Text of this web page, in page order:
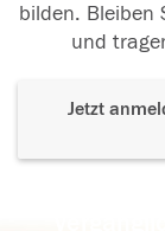
bilden. Bleiben
und
Jetzt